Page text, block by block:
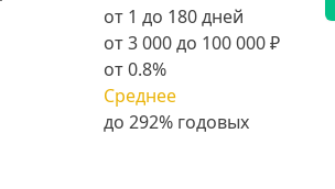
от 1 до 180 дней
от 3 000 до 100 000 ₽
от 0.8%
Среднее